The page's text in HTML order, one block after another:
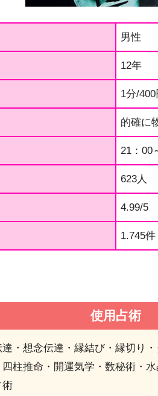
男性
12年
1分/400
的確に
21：00
623人
4.99/5
1.745件
使用占術
・想念伝達・縁結び・縁切り
柱推命・開運気学・数秘術・
術